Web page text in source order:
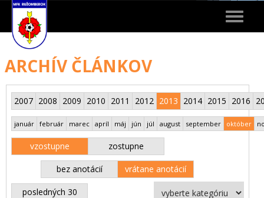
Toggle
ARCHÍV ČLÁNKOV
2007 2008 2009 2010 2011 2012 2013 2014 2015 2016
január február marec apríl máj jún júl august september október
vzostupne zostupne
bez anotácií vrátane anotácií
posledných 30